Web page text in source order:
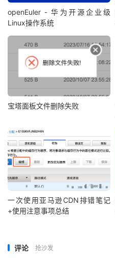
openEuler - 华为开源企业级
Linux操作系统
宝塔面板文件删除失败
一次使用亚马逊CDN排错笔记
+使用注意事项总结
评论 抢沙发